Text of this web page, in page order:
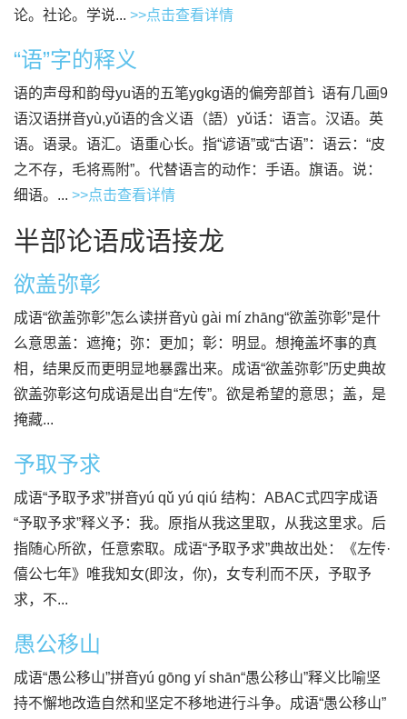
论。社论。学说... >>点击查看详情
“语”字的释义
语的声母和韵母yu语的五笔ygkg语的偏旁部首讠语有几画9
语汉语拼音yù,yǔ语的含义语（語）yǔ话：语言。汉语。英
语。语录。语汇。语重心长。指“谚语”或“古语”：语云：“皮
之不存，毛将焉附”。代替语言的动作：手语。旗语。说：
细语。... >>点击查看详情
半部论语成语接龙
欲盖弥彰
成语“欲盖弥彰”怎么读拼音yù gài mí zhāng“欲盖弥彰”是什
么意思盖：遮掩；弥：更加；彰：明显。想掩盖坏事的真
相，结果反而更明显地暴露出来。成语“欲盖弥彰”历史典故
欲盖弥彰这句成语是出自“左传”。欲是希望的意思；盖，是
掩藏...
予取予求
成语“予取予求”拼音yú qǔ yú qiú 结构：ABAC式四字成语
“予取予求”释义予：我。原指从我这里取，从我这里求。后
指随心所欲，任意索取。成语“予取予求”典故出处：《左传·
僖公七年》唯我知女(即汝，你)，女专利而不厌，予取予
求，不...
愚公移山
成语“愚公移山”拼音yú gōng yí shān“愚公移山”释义比喻坚
持不懈地改造自然和坚定不移地进行斗争。成语“愚公移山”